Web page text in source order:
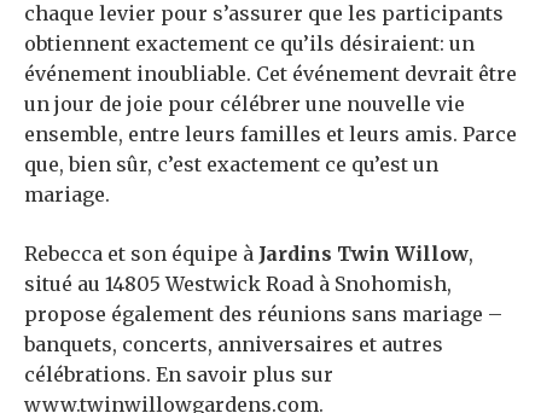
chaque levier pour s’assurer que les participants
obtiennent exactement ce qu’ils désiraient: un
événement inoubliable. Cet événement devrait être
un jour de joie pour célébrer une nouvelle vie
ensemble, entre leurs familles et leurs amis. Parce
que, bien sûr, c’est exactement ce qu’est un
mariage.
Rebecca et son équipe à Jardins Twin Willow,
situé au 14805 Westwick Road à Snohomish,
propose également des réunions sans mariage –
banquets, concerts, anniversaires et autres
célébrations. En savoir plus sur
www.twinwillowgardens.com.